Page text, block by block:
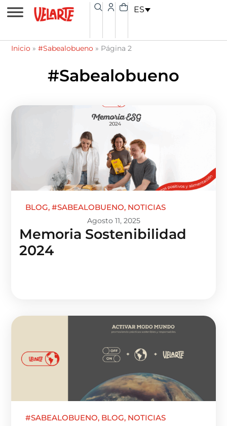
contenido Carrito
ES
Inicio »#Sabealobueno » Página 2
#Sabealobueno
BLOG,#SABEALOBUENO, NOTICIAS
Agosto 11, 2025
Memoria Sostenibilidad
2024
#SABEALOBUENO, BLOG, NOTICIAS